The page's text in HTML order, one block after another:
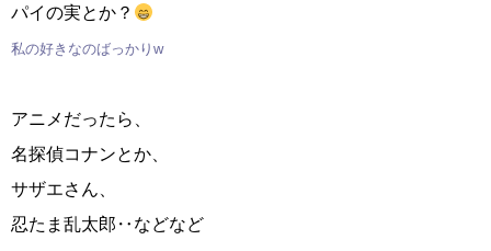
パイの実とか？
私の好きなのばっかりw
アニメだったら、
名探偵コナンとか、
サザエさん、
忍たま乱太郎‥などなど